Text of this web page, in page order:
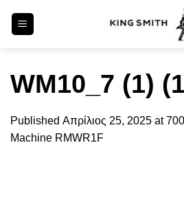
WM10_7 (1)
Published Απρίλιος 25, 2025 at
Machine RMWR1F